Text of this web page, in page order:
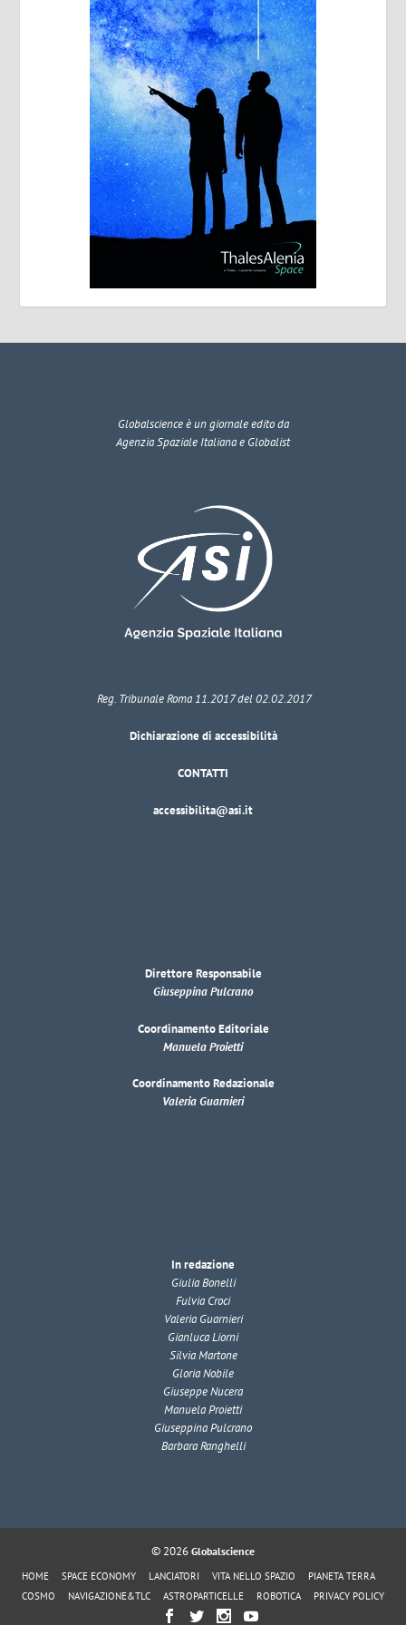
Globalscienceè un giornale edito da
Agenzia Spaziale Italiana e Globalist
Reg. Tribunale Roma 11.2017 del 02.02.2017
Dichiarazione di accessibilità
CONTATTI
accessibilita@asi.it
Direttore Responsabile
Giuseppina Pulcrano
Coordinamento Editoriale
Manuela Proietti
Coordinamento Redazionale
Valeria Guarnieri
In redazione
Giulia Bonelli
Fulvia Croci
Valeria Guarnieri
Gianluca Liorni
Silvia Martone
Gloria Nobile
Giuseppe Nucera
Manuela Proietti
Giuseppina Pulcrano
Barbara Ranghelli
© 2026 Globalscience
HOME SPACE ECONOMY LANCIATORI VITA NELLO SPAZIO
PIANETA TERRA
COSMO
NAVIGAZIONE&TLC ASTROPARTICELLE ROBOTICA PRIVACY POLICY